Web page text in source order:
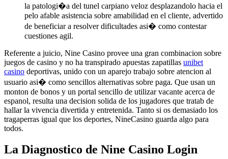
la patologi�a del tunel carpiano veloz desplazandolo hacia el
pelo afable asistencia sobre amabilidad en el cliente, advertido
de beneficiar a resolver dificultades asi� como contestar
cuestiones agil.
Referente a juicio, Nine Casino provee una gran combinacion sobre
juegos de casino y no ha transpirado apuestas zapatillas unibet
casino deportivas, unido con un aparejo trabajo sobre atencion al
usuario asi� como sencillos alternativas sobre paga. Que usan un
monton de bonos y un portal sencillo de utilizar vacante acerca de
espanol, resulta una decision solida de los jugadores que tratab de
hallar la vivencia divertida y entretenida. Tanto si os demasiado los
tragaperras igual que los deportes, NineCasino guarda algo para
todos.
La Diagnostico de Nine Casino Login